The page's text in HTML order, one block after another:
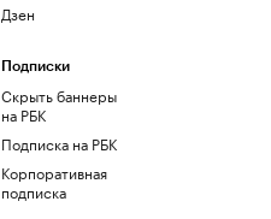
Дзен
Подписки
Скрыть баннеры
на РБК
Подписка на РБК
Корпоративная
подписка